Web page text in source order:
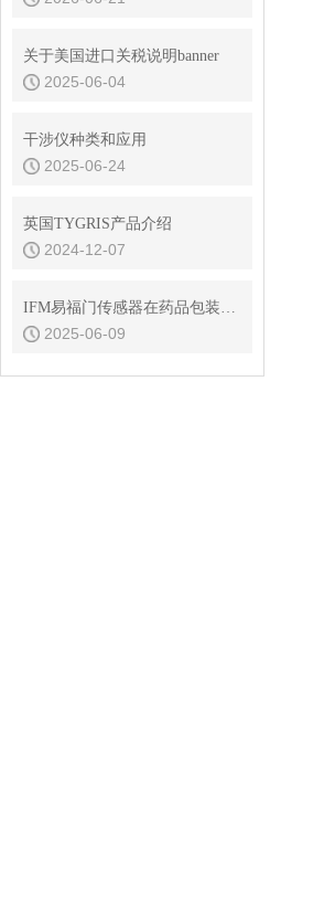
关于美国进口关税说明banner
2025-06-04
干涉仪种类和应用
2025-06-24
英国TYGRIS产品介绍
2024-12-07
IFM易福门传感器在药品包装机行业的应用
2025-06-09